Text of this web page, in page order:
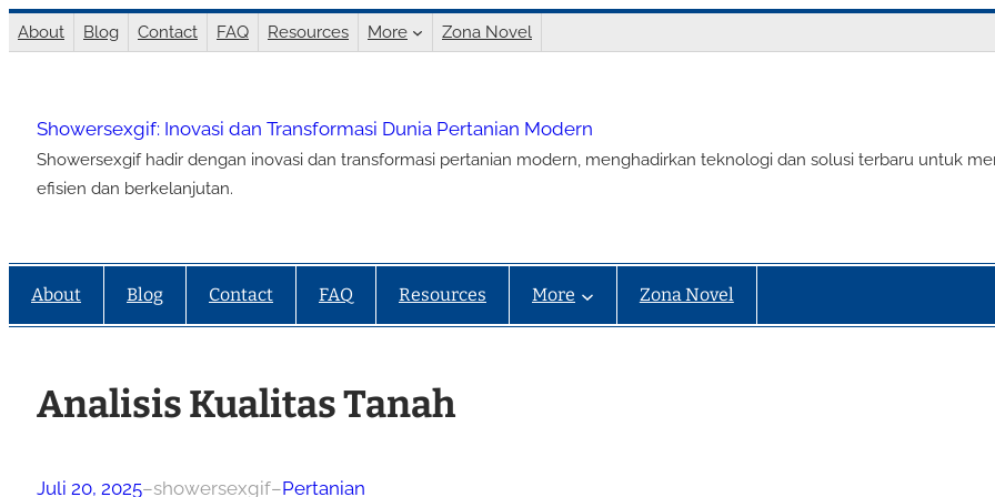
Lewati
ke
About Blog Contact FAQ Resources More Zona Novel
Showersexgif: Inovasi dan Transformasi Dunia Pertanian Modern
Showersexgif hadir dengan inovasi dan transformasi pertanian modern, menghadirkan teknologi dan solusi terbaru untuk
efisien dan berkelanjutan.
About Blog Contact FAQ Resources More Zona Novel
Analisis Kualitas Tanah
Juli 20, 2025–showersexgif–Pertanian